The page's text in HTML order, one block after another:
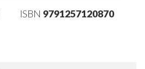
ISBN 9791257120870